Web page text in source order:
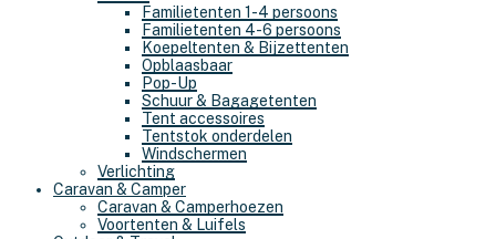
Familietenten 1-4 persoons
Familietenten 4-6 persoons
Koepeltenten & Bijzettenten
Opblaasbaar
Pop-Up
Schuur & Bagagetenten
Tent accessoires
Tentstok onderdelen
Windschermen
Verlichting
Caravan & Camper
Caravan & Camperhoezen
Voortenten & Luifels